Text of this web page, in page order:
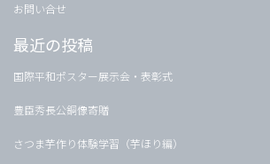
お問い合せ
最近の投稿
国際平和ポスター展示会・表彰式
豊臣秀長公銅像寄贈
さつま芋作り体験学習（芋ほり編）